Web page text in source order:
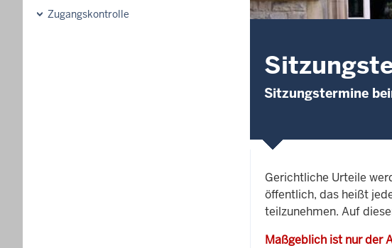
Zugangskontrolle
Sitzungstermine
Gerichtliche Urteile
öffentlich, das heißt
teilzunehmen. Auf
Maßgeblich ist nur der